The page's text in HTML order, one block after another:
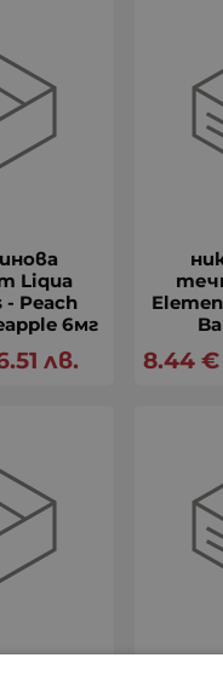
Liqua
- Peach
6мг
лв. 8.44 €